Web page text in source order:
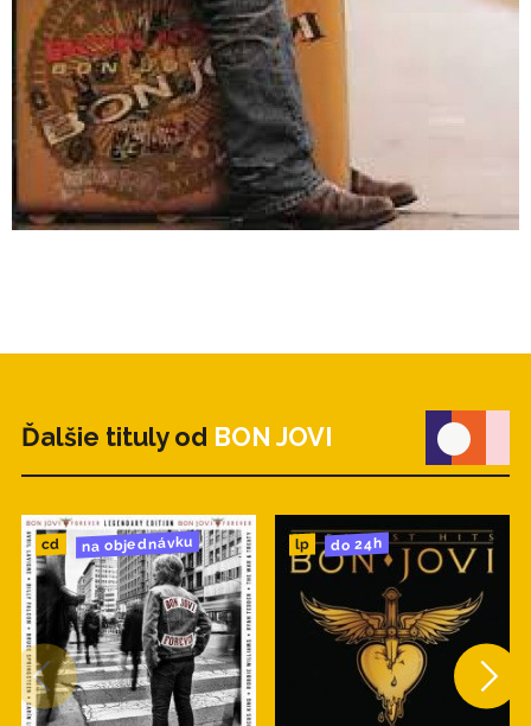
Ďalšie tituly od BON JOVI
cd na objednávku lp do 24h